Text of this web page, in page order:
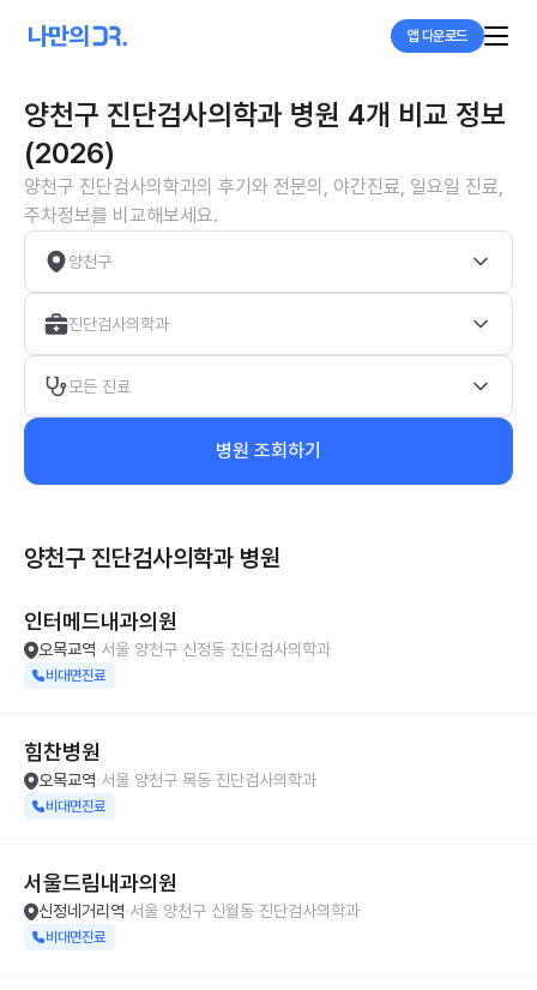
앱 다운로드
양천구 진단검사의학과 병원 4개 비교 정보
(2026)
양천구 진단검사의학과의 후기와 전문의, 야간진료, 일요일 진료,
주차정보를 비교해보세요.
양천구
진단검사의학과
모든 진료
병원 조회하기
양천구 진단검사의학과 병원
인터메드내과의원
오목교역 서울 양천구 신정동 진단검사의학과
비대면진료
힘찬병원
오목교역 서울 양천구 목동 진단검사의학과
비대면진료
서울드림내과의원
신정네거리역 서울 양천구 신월동 진단검사의학과
비대면진료